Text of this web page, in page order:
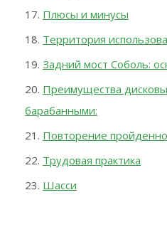
Плюсы и минусы
Территория
Задний мост Соболь:
Преимущества
барабанными:
Повторение
Трудовая практика
Шасси